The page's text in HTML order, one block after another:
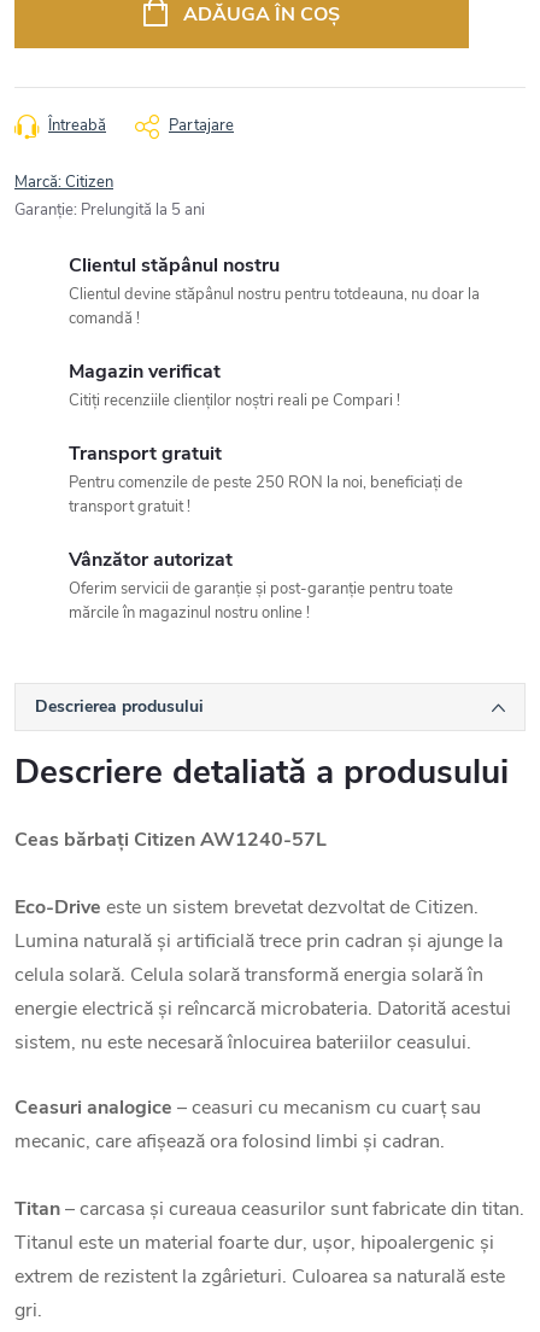
ADĂUGA ÎN COŞ
Întreabă Partajare
Marcă:Citizen
Garanţie: Prelungită la 5 ani
Clientul stăpânul nostru
Clientul devine stăpânul nostru pentru totdeauna, nu doar la
comandă !
Magazin verificat
Citiți recenziile clienților noștri reali pe Compari !
Transport gratuit
Pentru comenzile de peste 250 RON la noi, beneficiați de
transport gratuit !
Vânzător autorizat
Oferim servicii de garanție și post-garanție pentru toate
mărcile în magazinul nostru online !
Descrierea produsului
Descriere detaliată a produsului
Ceas bărbați Citizen AW1240-57L
Eco-Drive este un sistem brevetat dezvoltat de Citizen.
Lumina naturală și artificială trece prin cadran și ajunge la
celula solară. Celula solară transformă energia solară în
energie electrică și reîncarcă microbateria. Datorită acestui
sistem, nu este necesară înlocuirea bateriilor ceasului.
Ceasuri analogice – ceasuri cu mecanism cu cuarț sau
mecanic, care afișează ora folosind limbi și cadran.
Titan– carcasa și cureaua ceasurilor sunt fabricate din titan.
Titanul este un material foarte dur, ușor, hipoalergenic și
extrem de rezistent la zgârieturi. Culoarea sa naturală este
gri.